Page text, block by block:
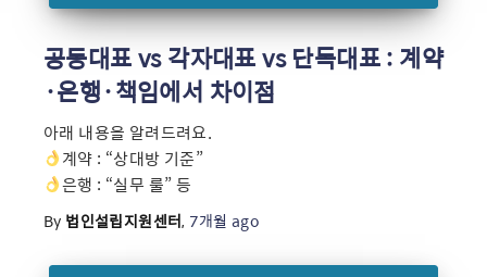
공동대표 vs 각자대표 vs 단독대표 : 계약
·은행·책임에서 차이점
아래 내용을 알려드려요.
계약 : “상대방 기준”
은행 : “실무 룰” 등
By 법인설립지원센터, 7개월 ago